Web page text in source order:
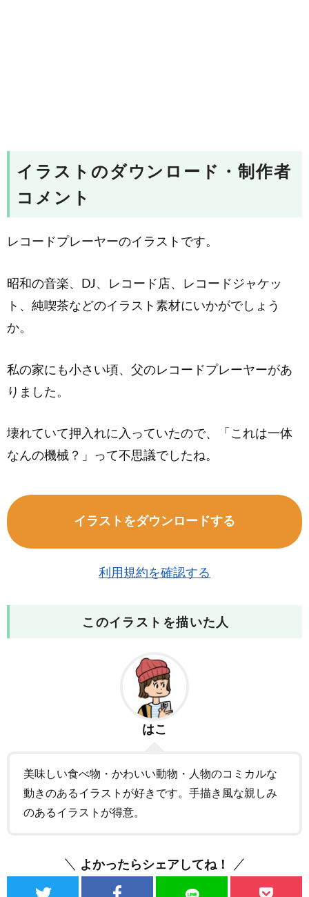
イラストのダウンロード・制作者
コメント
レコードプレーヤーのイラストです。
昭和の音楽、DJ、レコード店、レコードジャケッ
ト、純喫茶などのイラスト素材にいかがでしょう
か。
私の家にも小さい頃、父のレコードプレーヤーがあ
りました。
壊れていて押入れに入っていたので、「これは一体
なんの機械？」って不思議でしたね。
イラストをダウンロードする
利用規約を確認する
このイラストを描いた人
はこ
美味しい食べ物・かわいい動物・人物のコミカルな
動きのあるイラストが好きです。手描き風な親しみ
のあるイラストが得意。
よかったらシェアしてね！